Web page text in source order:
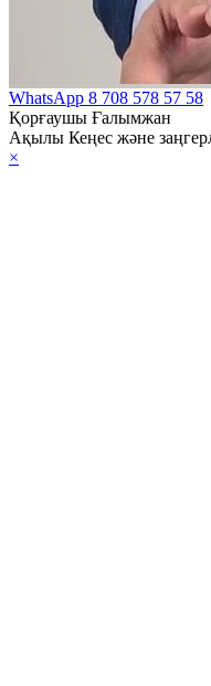
WhatsApp 8 708 578 57 58
Қорғаушы Ғалымжан
Ақылы Кеңес және
×